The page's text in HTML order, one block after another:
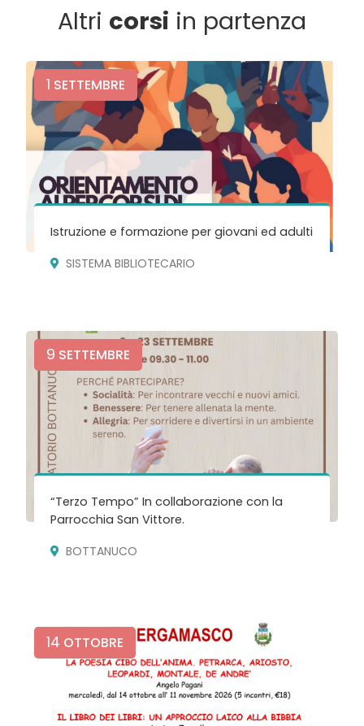
Altri corsi in partenza
1 SETTEMBRE
Istruzione e formazione per giovani ed adulti
SISTEMA BIBLIOTECARIO
9 SETTEMBRE
“Terzo Tempo” In collaborazione con la
Parrocchia San Vittore.
BOTTANUCO
14 OTTOBRE